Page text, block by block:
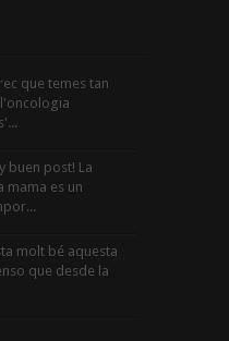
que temes tan
buen post! La
mama es un
molt bé aquesta
que desde la